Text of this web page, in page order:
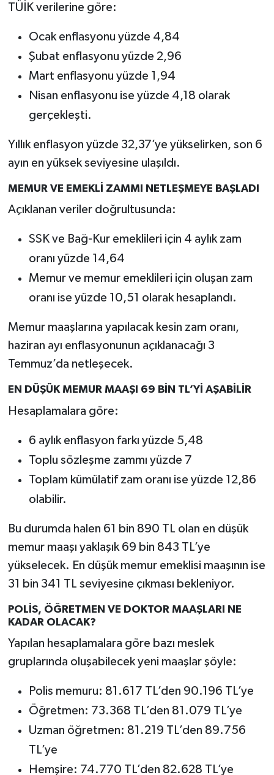
TÜİK verilerine göre:
Ocak enflasyonu yüzde 4,84
Şubat enflasyonu yüzde 2,96
Mart enflasyonu yüzde 1,94
Nisan enflasyonu ise yüzde 4,18 olarak
gerçekleşti.
Yıllık enflasyon yüzde 32,37’ye yükselirken, son 6
ayın en yüksek seviyesine ulaşıldı.
MEMUR VE EMEKLİ ZAMMI NETLEŞMEYE BAŞLADI
Açıklanan veriler doğrultusunda:
SSK ve Bağ-Kur emeklileri için 4 aylık zam
oranı yüzde 14,64
Memur ve memur emeklileri için oluşan zam
oranı ise yüzde 10,51 olarak hesaplandı.
Memur maaşlarına yapılacak kesin zam oranı,
haziran ayı enflasyonunun açıklanacağı 3
Temmuz’da netleşecek.
EN DÜŞÜK MEMUR MAAŞI 69 BİN TL’Yİ AŞABİLİR
Hesaplamalara göre:
6 aylık enflasyon farkı yüzde 5,48
Toplu sözleşme zammı yüzde 7
Toplam kümülatif zam oranı ise yüzde 12,86
olabilir.
Bu durumda halen 61 bin 890 TL olan en düşük
memur maaşı yaklaşık 69 bin 843 TL’ye
yükselecek. En düşük memur emeklisi maaşının ise
31 bin 341 TL seviyesine çıkması bekleniyor.
POLİS, ÖĞRETMEN VE DOKTOR MAAŞLARI NE
KADAR OLACAK?
Yapılan hesaplamalara göre bazı meslek
gruplarında oluşabilecek yeni maaşlar şöyle:
Polis memuru: 81.617 TL’den 90.196 TL’ye
Öğretmen: 73.368 TL’den 81.079 TL’ye
Uzman öğretmen: 81.219 TL’den 89.756
TL’ye
Hemşire: 74.770 TL’den 82.628 TL’ye